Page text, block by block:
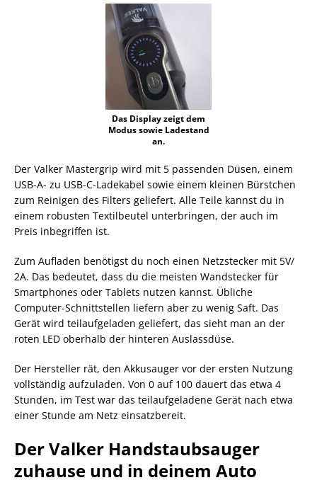
Das Display zeigt dem
Modus sowie Ladestand
an.
Der Valker Mastergrip wird mit 5 passenden Düsen, einem
USB-A- zu USB-C-Ladekabel sowie einem kleinen Bürstchen
zum Reinigen des Filters geliefert. Alle Teile kannst du in
einem robusten Textilbeutel unterbringen, der auch im
Preis inbegriffen ist.
Zum Aufladen benötigst du noch einen Netzstecker mit 5V/
2A. Das bedeutet, dass du die meisten Wandstecker für
Smartphones oder Tablets nutzen kannst. Übliche
Computer-Schnittstellen liefern aber zu wenig Saft. Das
Gerät wird teilaufgeladen geliefert, das sieht man an der
roten LED oberhalb der hinteren Auslassdüse.
Der Hersteller rät, den Akkusauger vor der ersten Nutzung
vollständig aufzuladen. Von 0 auf 100 dauert das etwa 4
Stunden, im Test war das teilaufgeladene Gerät nach etwa
einer Stunde am Netz einsatzbereit.
Der Valker Handstaubsauger
zuhause und in deinem Auto